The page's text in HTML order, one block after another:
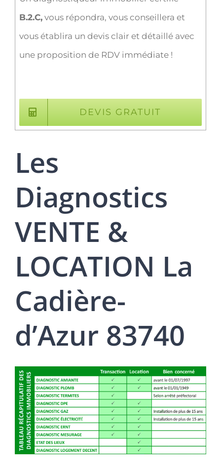
B.2.C,vous répondra, vous conseillera et
vous établira un devis clair et détaillé avec
une proposition de RDV immédiate !
DEVIS GRATUIT
Les
Diagnostics
VENTE &
LOCATION La
Cadière-
d’Azur 83740